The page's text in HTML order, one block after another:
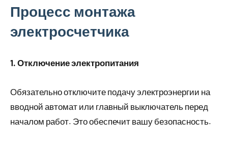
Процесс монтажа
электросчетчика
1. Отключение электропитания
Обязательно отключите подачу электроэнергии на
вводной автомат или главный выключатель перед
началом работ. Это обеспечит вашу безопасность.